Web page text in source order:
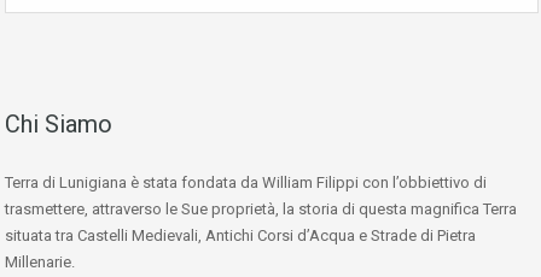
Chi Siamo
Terra di Lunigiana è stata fondata da William Filippi con l’obbiettivo di
trasmettere, attraverso le Sue proprietà, la storia di questa magnifica Terra
situata tra Castelli Medievali, Antichi Corsi d’Acqua e Strade di Pietra
Millenarie.